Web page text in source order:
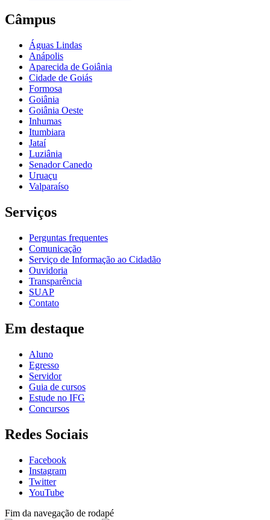
Câmpus
Águas Lindas
Anápolis
Aparecida de Goiânia
Cidade de Goiás
Formosa
Goiânia
Goiânia Oeste
Inhumas
Itumbiara
Jataí
Luziânia
Senador Canedo
Uruaçu
Valparaíso
Serviços
Perguntas frequentes
Comunicação
Serviço de Informação ao Cidadão
Ouvidoria
Transparência
SUAP
Contato
Em destaque
Aluno
Egresso
Servidor
Guia de cursos
Estude no IFG
Concursos
Redes Sociais
Facebook
Instagram
Twitter
YouTube
Fim da navegação de rodapé